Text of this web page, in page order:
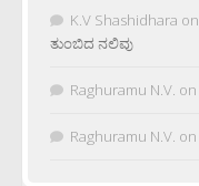
K.V Shashidhara on
ತುಂಬಿದ ನಲಿವು
Raghuramu N.V. on
Raghuramu N.V. on